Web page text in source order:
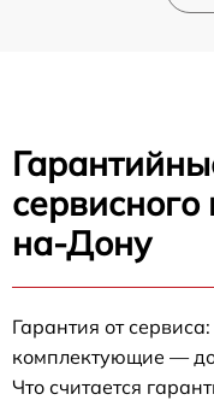
на-Дону
Гарантия от
комплектующие —
Что считается